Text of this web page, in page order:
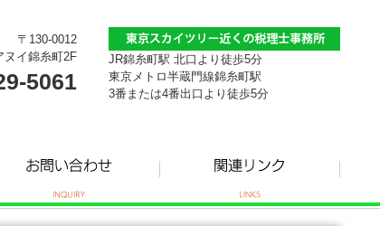
〒130-0012
ヌイ錦糸町2F
5061
JR錦糸町駅 北口より徒歩5分
東京メトロ半蔵門線錦糸町駅
3番または4番出口より徒歩5分